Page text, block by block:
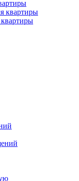
квартиры